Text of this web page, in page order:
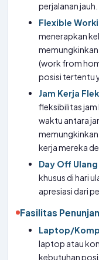
perjalanan jauh.
Flexible
menerapkan
(work from
posisi tertentu
Jam Kerja
fleksibilitas jam
waktu antara
kerja mereka
Day Off Ulang
khusus di hari
apresiasi dari
Fasilitas
Laptop/
laptop atau
kebutuhan